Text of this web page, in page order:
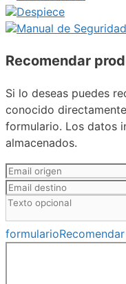
Despiece
Manual de Seguridad
Recomendar
Si lo deseas puedes
conocido
formulario. Los datos
almacenados.
formulario